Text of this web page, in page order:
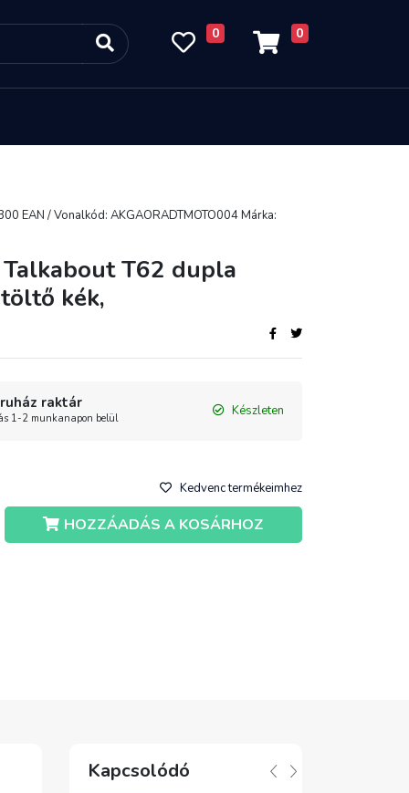
0 0
EAN / Vonalkód: AKGAORADTMOTO004 Márka:
T62 dupla
kék,
raktár
1-2 munkanapon belül Készleten
Kedvenc termékeimhez
HOZZÁADÁS A KOSÁRHOZ
Kapcsolódó